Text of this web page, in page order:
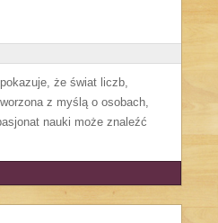
że świat liczb,
z myślą o osobach,
nauki może znaleźć